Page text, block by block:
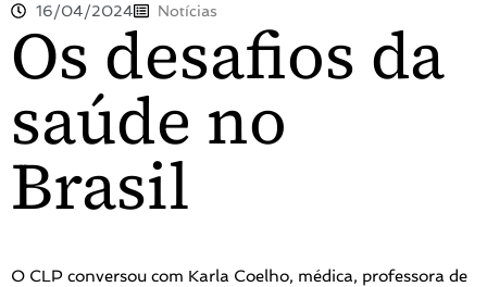
16/04/2024 Notícias
Os desafios da
saúde no
Brasil
O CLP conversou com Karla Coelho, médica, professora de